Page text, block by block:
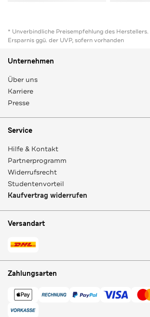
* Unverbindliche Preisempfehlung des Herstellers.
Ersparnis ggü. der UVP, sofern vorhanden
Unternehmen
Über uns
Karriere
Presse
Service
Hilfe & Kontakt
Partnerprogramm
Widerrufsrecht
Studentenvorteil
Kaufvertrag widerrufen
Versandart
Zahlungsarten